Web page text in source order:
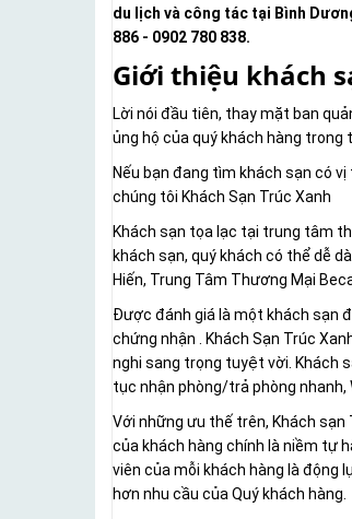
du lịch và công tác tại Bình
886 - 0902 780 838.
Giới thiệu khách
Lời nói đầu tiên, thay mặt ban
ủng hộ của quý khách hàng trong
Nếu bạn đang tìm khách sạn có
chúng tôi Khách Sạn Trúc Xanh
Khách sạn tọa lạc tại trung tâm
khách sạn, quý khách có thể dễ
Hiến, Trung Tâm Thương Mại
Được đánh giá là một khách sạn
chứng nhận . Khách Sạn Trúc
nghi sang trọng tuyệt vời. Khách
tục nhận phòng/trả phòng
Với những ưu thế trên, Khách
của khách hàng chính là niềm tự
viên của mỗi khách hàng là động
hơn nhu cầu của Quý khách hàng.